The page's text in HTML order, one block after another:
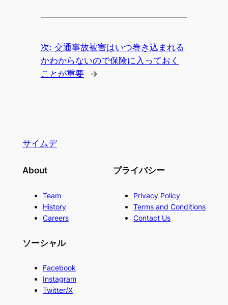
次: 交通事故被害はいつ巻き込まれる
かわからないので保険に入っておく
ことが重要
→
サイムデ
About
Team
History
Careers
プライバシー
Privacy Policy
Terms and Conditions
Contact Us
ソーシャル
Facebook
Instagram
Twitter/X